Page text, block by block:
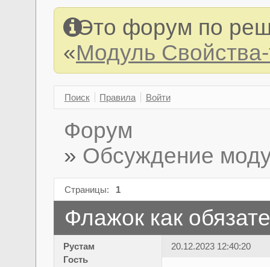
Это форум по
«Модуль
Поиск Правила Войти
Форум
» Обсуждение
Страницы: 1
Флажок как
Рустам
Гость
20.12.2023 12:40:20